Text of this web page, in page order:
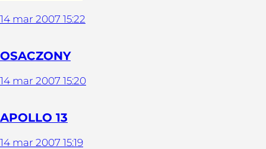
14 mar 2007 15:22
OSACZONY
14 mar 2007 15:20
APOLLO 13
14 mar 2007 15:19